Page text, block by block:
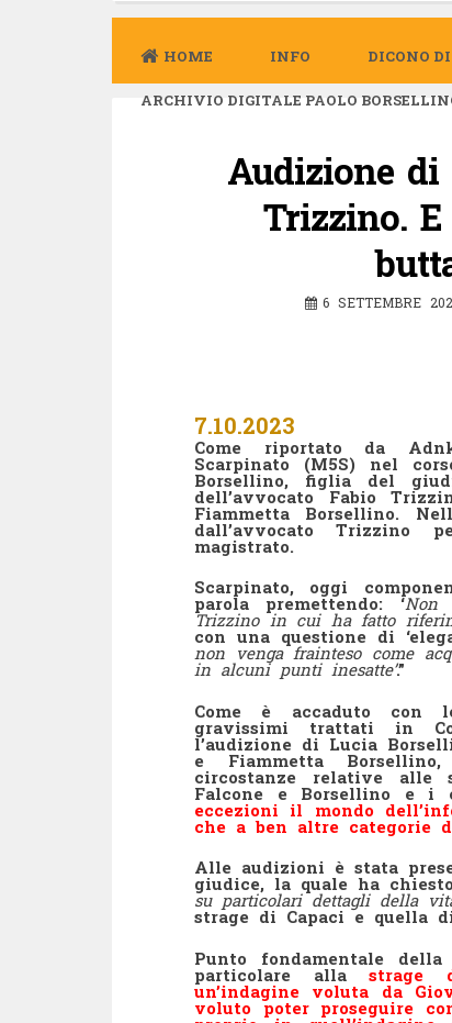
HOME INFO DICONO
ARCHIVIO DIGITALE PAOLO
Audizione di
Trizzino.
6 SETTEMBRE
7.10.2023
Come riportato da
Scarpinato (M5S) nel
Borsellino, figlia del
dell’avvocato Fabio
Fiammetta Borsellino.
dall’avvocato Trizzino
magistrato.
Scarpinato, oggi
parola premettendo: ‘Non
Trizzino in cui ha fatto
con una questione di
non venga frainteso come
in alcuni punti inesatte’.”
Come è accaduto con
gravissimi trattati in
l’audizione di Lucia
e Fiammetta
circostanze relative
Falcone e Borsellino e i
eccezioni il mondo
che a ben altre categorie
Alle audizioni è stata
giudice, la quale ha
su particolari dettagli della
strage di Capaci e quella
Punto fondamentale
particolare alla strage
un’indagine voluta da
voluto poter proseguire